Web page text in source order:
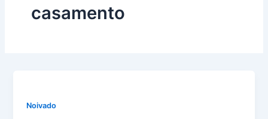
casamento
Noivado